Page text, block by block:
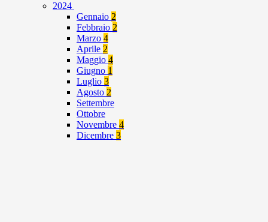
2024
Gennaio 2
Febbraio 2
Marzo 4
Aprile 2
Maggio 4
Giugno 1
Luglio 3
Agosto 2
Settembre
Ottobre
Novembre 4
Dicembre 3